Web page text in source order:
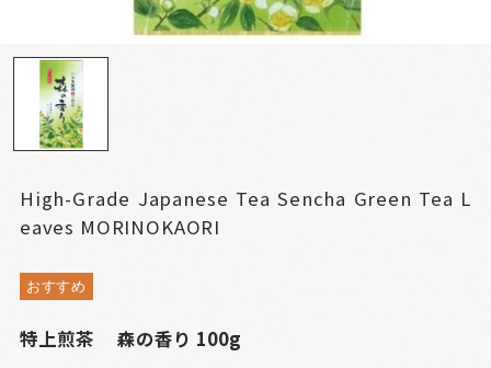
High-Grade Japanese Tea Sencha Green Tea L
eaves MORINOKAORI
おすすめ
特上煎茶 森の香り 100g